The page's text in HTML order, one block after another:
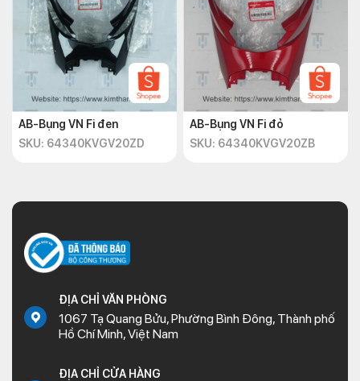
AB-Bụng VN Fi đen
SKU: 64340KVGV20ZD
AB-Bụng VN Fi đỏ
SKU: 64340KVGV20ZB
ĐỊA CHỈ VĂN PHÒNG
1067 Tạ Quang Bửu, Phường Bình Đông, Thành phố
Hồ Chí Minh, Việt Nam
ĐỊA CHỈ CỬA HÀNG